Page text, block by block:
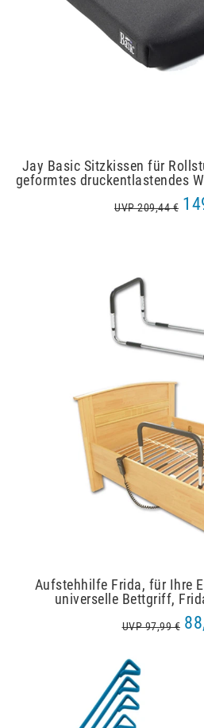
Jay Basic Sitzkissen für
geformtes druckentlastendes
UVP 209,44 €
Aufstehhilfe Frida, für Ihre
universelle Bettgriff,
UVP 97,99 €